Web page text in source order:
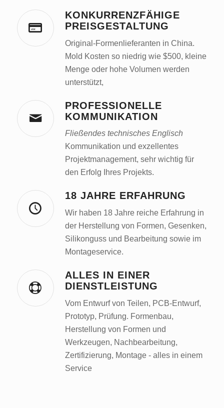
KONKURRENZFÄHIGE
PREISGESTALTUNG
Original-Formenlieferanten in China.
Mold Kosten so niedrig wie $500, kleine
Menge oder hohe Volumen werden
unterstützt,
PROFESSIONELLE
KOMMUNIKATION
Fließendes technisches Englisch
Kommunikation und exzellentes
Projektmanagement, sehr wichtig für
den Erfolg Ihres Projekts.
18 JAHRE ERFAHRUNG
Wir haben 18 Jahre reiche Erfahrung in
der Herstellung von Formen, Gesenken,
Silikonguss und Bearbeitung sowie im
Montageservice.
ALLES IN EINER
DIENSTLEISTUNG
Vom Entwurf von Teilen, PCB-Entwurf,
Prototyp, Prüfung. Formenbau,
Herstellung von Formen und
Werkzeugen, Nachbearbeitung,
Zertifizierung, Montage - alles in einem
Service